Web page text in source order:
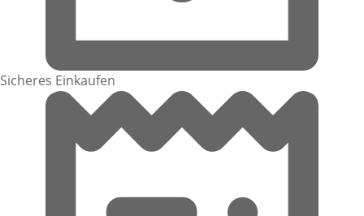
Sicheres Einkaufen